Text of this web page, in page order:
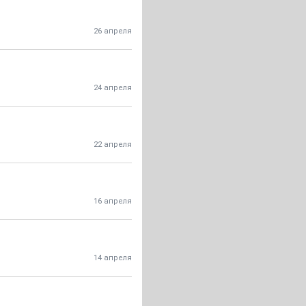
26 апреля
24 апреля
22 апреля
16 апреля
14 апреля